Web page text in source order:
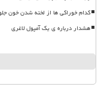
کدام خوراکی ها از لخته شدن خون
هشدار درباره ی یک آمپول لاغری